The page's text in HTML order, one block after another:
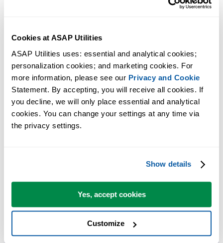
Cookies at ASAP Utilities
ASAP Utilities uses: essential and analytical cookies;
personalization cookies; and marketing cookies. For
more information, please see our Privacy and Cookie
Statement. By accepting, you will receive all cookies. If
you decline, we will only place essential and analytical
cookies. You can change your settings at any time via
the privacy settings.
Show details
Yes, accept cookies
Customize
Практичные инструменты, которых многим пользователям
не хватает в самом Excel.
Экономьте время в Excel. Это просто.
Вы можете начать работу сразу. Обучение не требуется.
Большинство пользователей начинают с нескольких
инструментов. Многие в итоге используют ASAP Utilities